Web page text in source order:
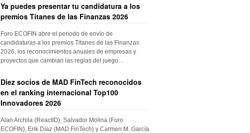
Ya puedes presentar tu candidatura a los
premios Titanes de las Finanzas 2026
Foro ECOFIN abre el periodo de envío de
candidaturas a los premios Titanes de las Finanzas
2026, los reconocimientos anuales de empresas y
proyectos que cambian las reglas del juego…
Diez socios de MAD FinTech reconocidos
en el ranking internacional Top100
Innovadores 2026
Alan Archila (ReactID), Salvador Molina (Foro
ECOFIN), Erik Díaz (MAD FinTech) y Carmen M. García